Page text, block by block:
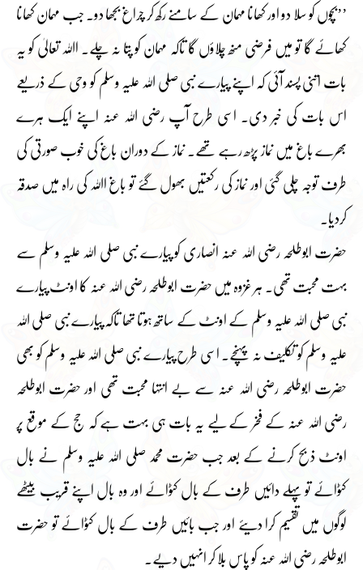
’’بچوں کو سلا دو اور کھانا مہمان کے سامنے رکھ کر چراغ بجھا دو۔ جب مہمان کھانا
کھائے گا تو میں فرضی منھ چلاؤں گا تاکہ مہمان کو پتا نہ چلے۔ اﷲ تعالیٰ کو یہ
بات اتنی پسند آئی کہ اپنے پیارے نبی صلی اللہ علیہ وسلم کو وحی کے ذریعے
اس بات کی خبر دی۔ اسی طرح آپ رضی اللہ عنہ اپنے ایک ہرے
بھرے باغ میں نماز پڑھ رہے تھے۔ نماز کے دوران باغ کی خوب صورتی کی
طرف توجہ چلی گئی اور نماز کی رکعتیں بھول گئے تو باغ اﷲ کی راہ میں صدقہ
کردیا۔
حضرت ابوطلحہ رضی اللہ عنہ انصاری کو پیارے نبی صلی اللہ علیہ وسلم سے
بہت محبت تھی۔ ہر غزوہ میں حضرت ابوطلحہ رضی اللہ عنہ کا اونٹ پیارے
نبی صلی اللہ علیہ وسلم کے اونٹ کے ساتھ ہوتا تھا تاکہ پیارے نبی صلی اللہ
علیہ وسلم کو تکلیف نہ پہنچے۔ اسی طرح پیارے نبی صلی اللہ علیہ وسلم کو بھی
حضرت ابوطلحہ رضی اللہ عنہ سے بے انتہا محبت تھی اور حضرت ابوطلحہ
رضی اللہ عنہ کے فخر کے لیے یہ بات ہی بہت ہے کہ حج کے موقع پر
اونٹ ذبح کرنے کے بعد جب حضرت محمد صلی اللہ علیہ وسلم نے بال
کٹوائے تو پہلے دائیں طرف کے بال کٹوائے اور وہ بال اپنے قریب بیٹھے
لوگوں میں تقسیم کرا دیئے اور جب بائیں طرف کے بال کٹوائے تو حضرت
ابوطلحہ رضی اللہ عنہ کو پاس بلا کر انہیں دیے۔